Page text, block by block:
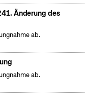
Änderung des
ab.
ab.